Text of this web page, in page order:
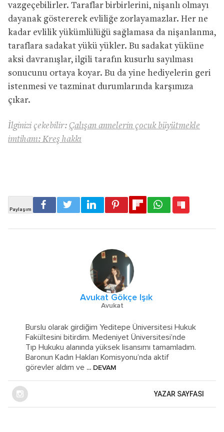
vazgeçebilirler. Taraflar birbirlerini, nişanlı olmayı
dayanak göstererek evliliğe zorlayamazlar. Her ne
kadar evlilik yükümlülüğü sağlamasa da nişanlanma,
taraflara sadakat yükü yükler. Bu sadakat yüküne
aksi davranışlar, ilgili tarafın kusurlu sayılması
sonucunu ortaya koyar. Bu da yine hediyelerin geri
istenmesi ve tazminat durumlarında karşımıza
çıkar.
İlginizi çekebilir: Çalışan annelerin çocuk büyütmekle
imtihanı: Kreş hakkı
Avukat Gökçe Işık
Avukat
Burslu olarak girdiğim Yeditepe Üniversitesi Hukuk
Fakültesini bitirdim. Medeniyet Üniversitesi’nde
Tıp Hukuku alanında yüksek lisansımı tamamladım.
Baronun Kadın Hakları Komisyonu’nda aktif
görevler aldım ve ... DEVAM
YAZAR SAYFASI